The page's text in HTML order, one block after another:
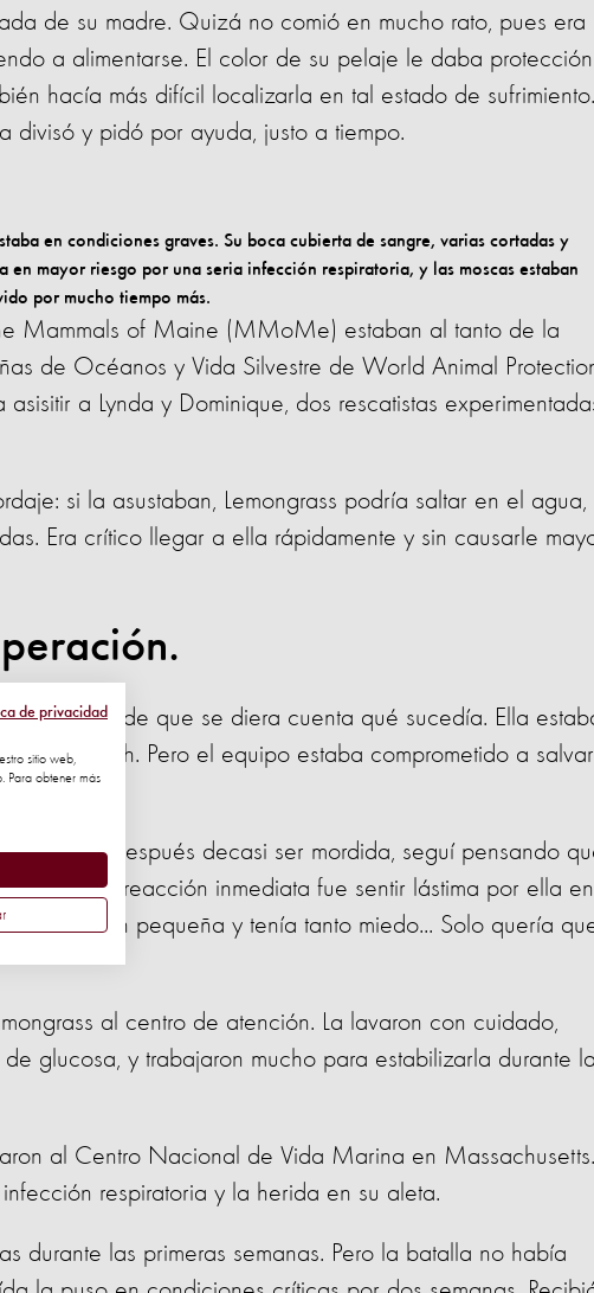
de su madre. Quizá no comió en mucho rato, pues era
a alimentarse. El color de su pelaje le daba
hacía más difícil localizarla en tal estado de sufrimiento.
divisó y pidó por ayuda, justo a tiempo.
en condiciones graves. Su boca cubierta de sangre, varias cortadas y
en mayor riesgo por una seria infección respiratoria, y las moscas estaban
por mucho tiempo más.
Mammals of Maine (MMoMe) estaban al tanto de la
de Océanos y Vida Silvestre de World Animal
a Lynda y Dominique, dos rescatistas
si la asustaban, Lemongrass podría saltar en el agua,
Era crítico llegar a ella rápidamente y sin causarle
antes de que se diera cuenta qué sucedía. Ella
a Elizabeth. Pero el equipo estaba comprometido a
incluso después decasi ser mordida, seguí pensando
"Mi reacción inmediata fue sentir lástima por ella en
Era tan pequeña y tenía tanto miedo... Solo quería
al centro de atención. La lavaron con cuidado,
glucosa, y trabajaron mucho para estabilizarla durante
al Centro Nacional de Vida Marina en Massachusetts.
respiratoria y la herida en su aleta.
durante las primeras semanas. Pero la batalla no había
de privacidad
sitio web,
Para obtener más